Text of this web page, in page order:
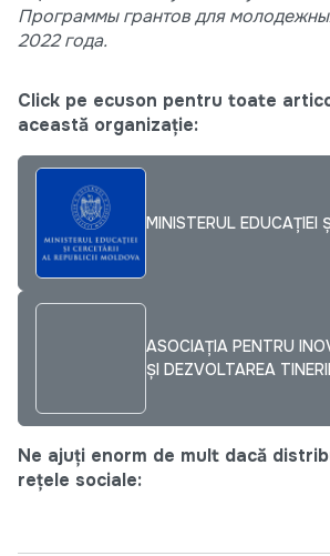
Программы грантов для
2022 года.
Click pe ecuson pentru toate
această organizație:
MINISTERUL EDUCAȚIEI
ASOCIAȚIA PENTRU
ȘI DEZVOLTAREA
Ne ajuți enorm de mult dacă
rețele sociale: